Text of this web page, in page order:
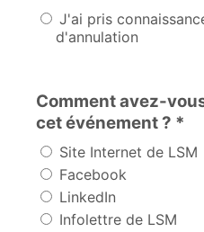
J'ai pris
d'annulation
Comment avez-
cet événement ? *
Site Internet de LSM
Facebook
LinkedIn
Infolettre de LSM